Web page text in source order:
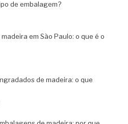
de embalagem?
em São Paulo: o que é o
de madeira: o que